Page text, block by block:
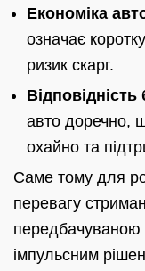
Економіка
означає
ризик скарг.
авто доречно,
охайно та
Саме тому для
перевагу
імпульсним